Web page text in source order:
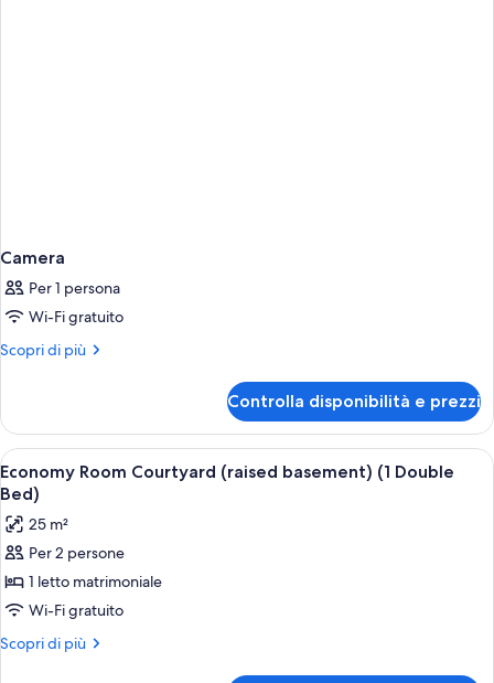
Camera
Per 1 persona
Wi-Fi gratuito
Scopri di più
Altri
Controlla disponibilità e prezzi
Apri
tutte
le
foto
per
Economy
Room
Courtyard
Una cassaforte in camera,
16
Economy Room Courtyard (raised basement) (1 Double
Bed)
25 m²
Per 2 persone
1 letto matrimoniale
Wi-Fi gratuito
Scopri di più
Altri